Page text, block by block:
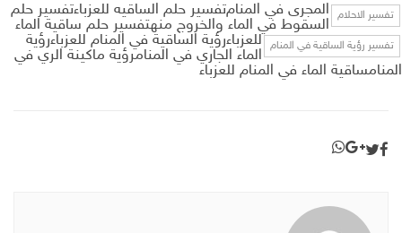
المجرى في المنام تفسير الاحلام
تفسير حلم الساقيه للعزباءتفسير حلم
السقوط في الماء والخروج منهتفسير حلم ساقية الماء
للعزباء
تفسير رؤية الساقية في المنام
رؤية الساقية في المنام للعزباءرؤية
الماء الجاري في المنامرؤية ماكينة الري في
المنامساقية الماء في المنام للعزباء